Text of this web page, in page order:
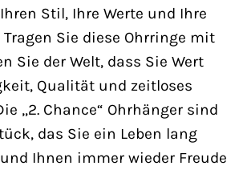
Stil, Ihre Werte und Ihre
Sie diese Ohrringe mit
Sie der Welt, dass Sie Wert
Qualität und zeitloses
„2. Chance“ Ohrhänger sind
das Sie ein Leben lang
Ihnen immer wieder Freude